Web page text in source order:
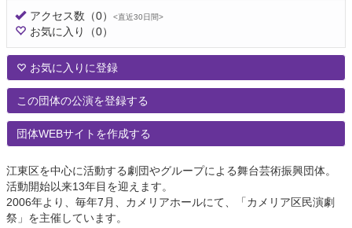
アクセス数 （0） <直近30日間>
お気に入り （0）
お気に入りに登録
この団体の公演を登録する
団体WEBサイトを作成する
江東区を中心に活動する劇団やグループによる舞台芸術振興団体。
活動開始以来13年目を迎えます。
2006年より、毎年7月、カメリアホールにて、「カメリア区民演劇
祭」を主催しています。